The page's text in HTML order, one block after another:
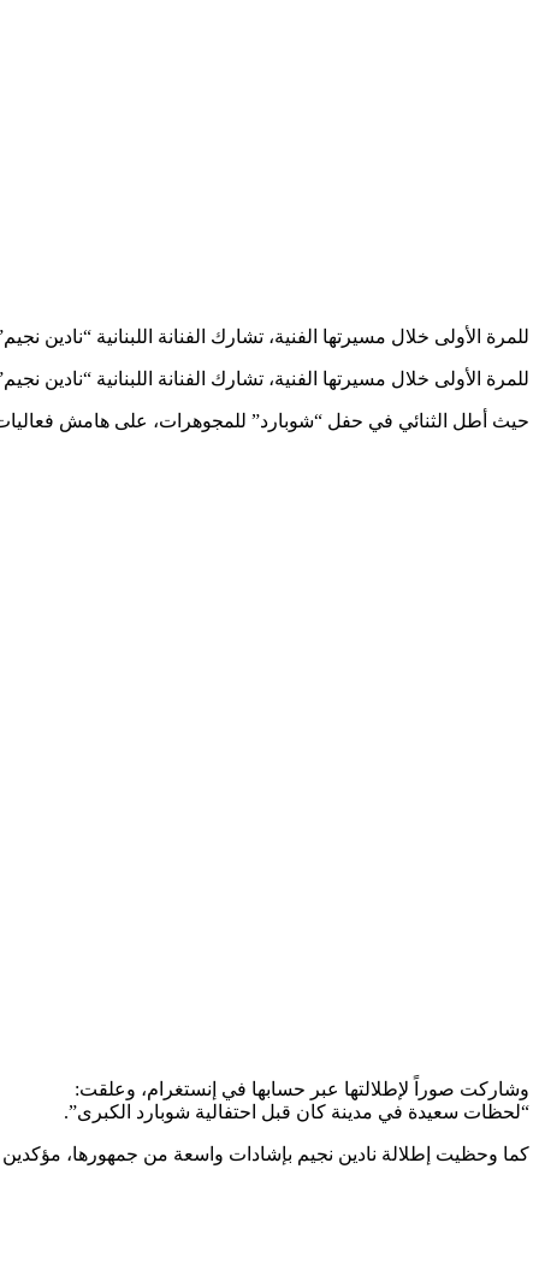
للمرة الأولى خلال مسيرتها الفنية، تشارك الفنانة اللبنانية “نادين نجيم”، في إحدى
للمرة الأولى خلال مسيرتها الفنية، تشارك الفنانة اللبنانية “نادين نجيم”، في
حيث أطل الثنائي في حفل “شوبارد” للمجوهرات، على هامش
وشاركت صوراً لإطلالتها عبر حسابها في إنستغرام، وعلقت:
“لحظات سعيدة في مدينة كان قبل احتفالية شوبارد الكبرى”.
كما وحظيت إطلالة نادين نجيم بإشادات واسعة من جمهورها، مؤكدين